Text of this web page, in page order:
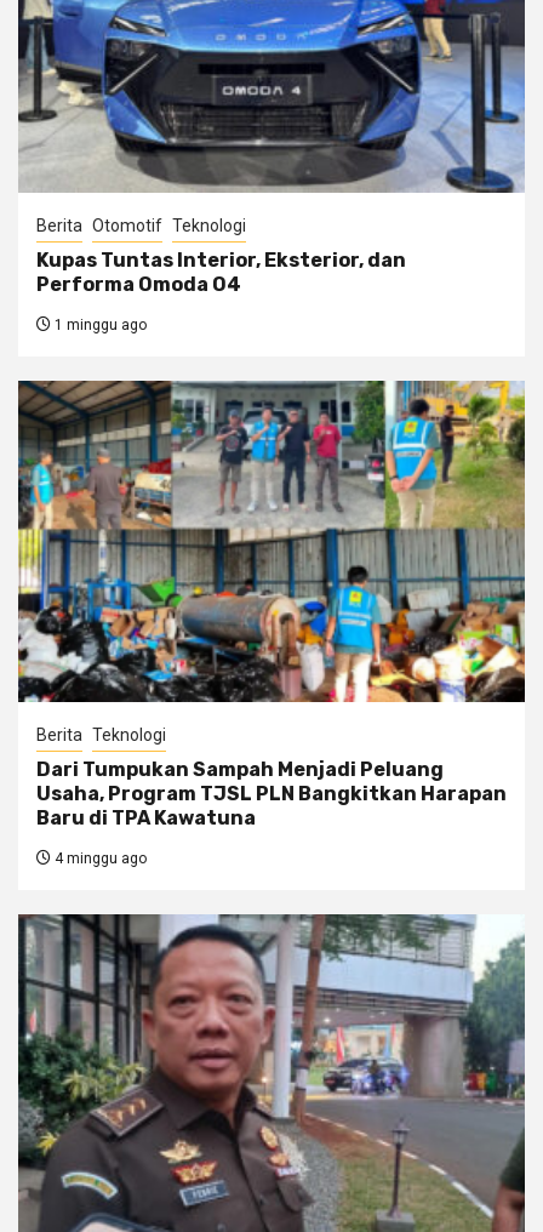
Berita Otomotif Teknologi
Kupas Tuntas Interior, Eksterior, dan
Performa Omoda O4
1 minggu ago
Berita Teknologi
Dari Tumpukan Sampah Menjadi Peluang
Usaha, Program TJSL PLN Bangkitkan Harapan
Baru di TPA Kawatuna
4 minggu ago